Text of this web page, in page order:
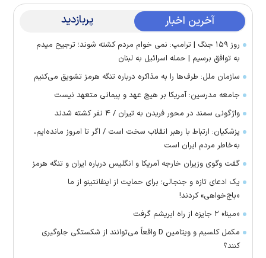
آخرین اخبار پربازدید
روز ۱۵۹ جنگ | ترامپ: نمی خوام مردم کشته شوند؛ ترجیح میدم
به توافق برسیم | حمله اسرائیل به لبنان
سازمان ملل: طرف‌ها را به مذاکره درباره تنگه هرمز تشویق می‌کنیم
جامعه مدرسین: آمریکا بر هیچ عهد و پیمانی متعهد نیست
واژگونی سمند در محور فریدن به تیران / ۴ نفر کشته شدند
پزشکیان: ارتباط با رهبر انقلاب سخت است / اگر تا امروز مانده‌ایم،
به‌خاطر مردم ایران است
گفت وگوی وزیران خارجه آمریکا و انگلیس درباره ایران و تنگه هرمز
یک ادعای تازه و جنجالی؛ برای حمایت از اینفانتینو از ما
«باج‌خواهی» کردند!
«مینا» ۲ جایزه از راه ابریشم گرفت
مکمل کلسیم و ویتامین D واقعاً می‌توانند از شکستگی جلوگیری
کنند؟